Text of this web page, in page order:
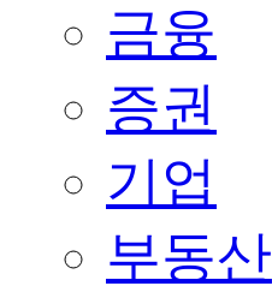
금융
증권
기업
부동산